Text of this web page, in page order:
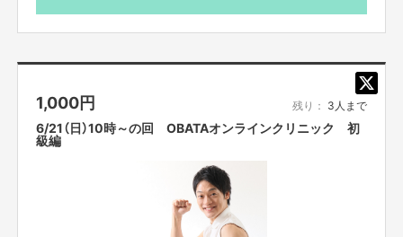
＊また、配信のURLは、入金されて以降、配信前々日の間
までにはお送りをさせて頂きます。よろしくお願いいたし
ます。
プロジェクト本文の末尾に記載されている【ご支援にあ
1,000円 残り： 3人まで
6/21（日）10時～の回 OBATAオンラインクリニック 初
級編